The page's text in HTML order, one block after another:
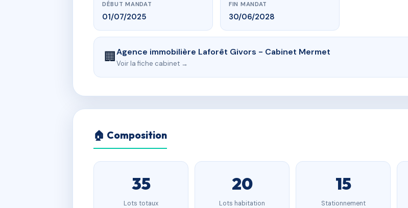
DÉBUT MANDAT
01/07/2025
FIN MANDAT
30/06/2028
🏢Agence immobilière Laforêt Givors - Cabinet Mermet
Voir la fiche cabinet →
🏠 Composition
35
Lots totaux
20
Lots habitation
15
Stationnement